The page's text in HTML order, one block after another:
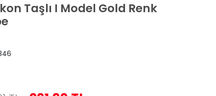
Taşlı I Model Gold Renk